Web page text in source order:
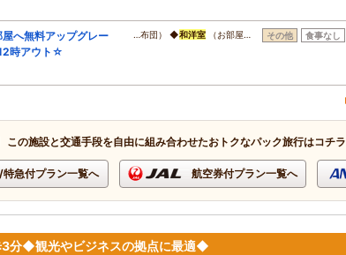
へ無料アップグレー
時アウト☆
…布団） ◆和洋室（お部屋… その他 食事なし
この施設と交通手段を自由に組み合わせたおトクなパック旅行はコチラ
急付プラン一覧へ 航空券付プラン一覧へ
3分◆観光やビジネスの拠点に最適◆